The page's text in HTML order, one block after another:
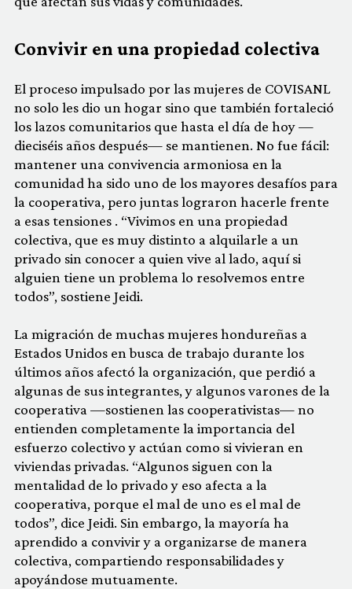
Convivir en una propiedad colectiva
El proceso impulsado por las mujeres de COVISANL
no solo les dio un hogar sino que también fortaleció
los lazos comunitarios que hasta el día de hoy —
dieciséis años después— se mantienen. No fue fácil:
mantener una convivencia armoniosa en la
comunidad ha sido uno de los mayores desafíos para
la cooperativa, pero juntas lograron hacerle frente
a esas tensiones . “Vivimos en una propiedad
colectiva, que es muy distinto a alquilarle a un
privado sin conocer a quien vive al lado, aquí si
alguien tiene un problema lo resolvemos entre
todos”, sostiene Jeidi.
La migración de muchas mujeres hondureñas a
Estados Unidos en busca de trabajo durante los
últimos años afectó la organización, que perdió a
algunas de sus integrantes, y algunos varones de la
cooperativa —sostienen las cooperativistas— no
entienden completamente la importancia del
esfuerzo colectivo y actúan como si vivieran en
viviendas privadas. “Algunos siguen con la
mentalidad de lo privado y eso afecta a la
cooperativa, porque el mal de uno es el mal de
todos”, dice Jeidi. Sin embargo, la mayoría ha
aprendido a convivir y a organizarse de manera
colectiva, compartiendo responsabilidades y
apoyándose mutuamente.